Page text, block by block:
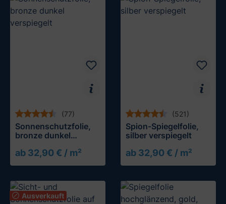
(77)
Sonnenschutzfolie,
bronze dunkel
ab 32,90 € / m²
(521)
Spion-Spiegelfolie,
silber verspiegelt
ab 32,90 € / m²
Ausverkauft